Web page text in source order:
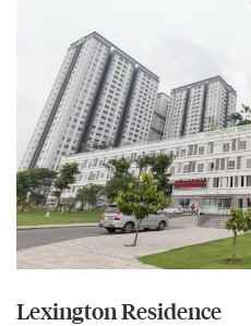
Lexington Residence